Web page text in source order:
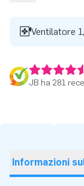
Ventilatore
JB ha 281
Informazioni